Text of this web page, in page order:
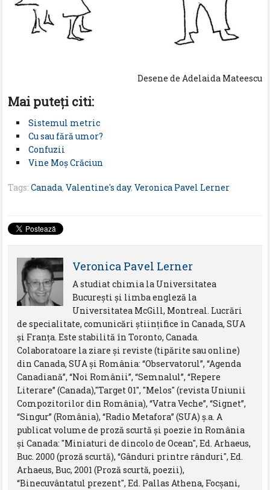
Desene de Adelaida Mateescu
Mai puteţi citi:
Sistemul metric
Cu sau fără umor?
Confuzii
Vine Moș Crăciun
Tags:Canada,Valentine's day,Veronica Pavel Lerner
Veronica Pavel Lerner
A studiat chimia la Universitatea
Bucureşti şi limba engleză la
Universitatea McGill, Montreal. Lucrări
de specialitate, comunicări ştiinţifice în Canada, SUA
şi Franţa. Este stabilită în Toronto, Canada.
Colaboratoare la ziare şi reviste (tipărite sau online)
din Canada, SUA şi România: “Observatorul”, “Agenda
Canadiană”, “Noi Românii”, “Semnalul”, “Repere
Literare” (Canada),"Target 01", "Melos" (revista Uniunii
Compozitorilor din România), “Vatra Veche”, “Signet”,
“Singur” (România), “Radio Metafora” (SUA) ş.a. A
publicat volume de proză scurtă şi poezie în România
şi Canada: "Miniaturi de dincolo de Ocean", Ed. Arhaeus,
Buc. 2000 (proză scurtă), “Gânduri printre rânduri", Ed.
Arhaeus, Buc, 2001 (Proză scurtă, poezii),
“Binecuvântatul prezent", Ed. Pallas Athena, Focşani,